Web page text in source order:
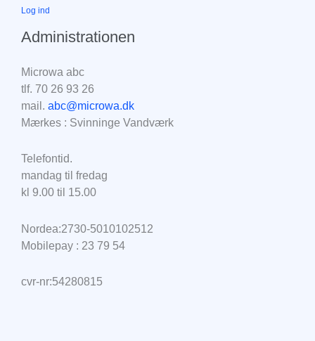
Log ind
Administrationen
Microwa abc
tlf. 70 26 93 26
mail. abc@microwa.dk
Mærkes : Svinninge Vandværk
Telefontid.
mandag til fredag
kl 9.00 til 15.00
Nordea:2730-5010102512
Mobilepay : 23 79 54
cvr-nr:54280815